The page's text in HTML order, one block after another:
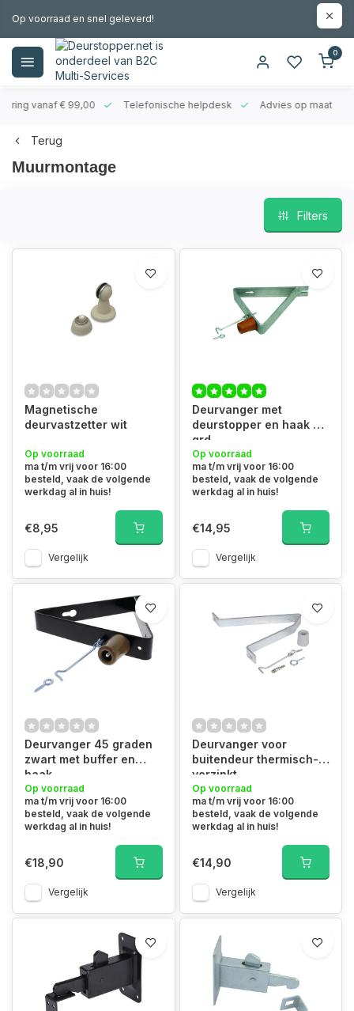
Op voorraad en snel geleverd!
0
vanaf € 99,00 Telefonische helpdesk Advies op maat
Terug
Muurmontage
Filters
Magnetische
deurvastzetter wit
Op voorraad
ma t/m vrij voor 16:00
besteld, vaak de volgende
werkdag al in huis!
€8,95
Vergelijk
Deurvanger met
deurstopper en haak 45
grd
Op voorraad
ma t/m vrij voor 16:00
besteld, vaak de volgende
werkdag al in huis!
€14,95
Vergelijk
Deurvanger 45 graden
zwart met buffer en
haak
Op voorraad
ma t/m vrij voor 16:00
besteld, vaak de volgende
werkdag al in huis!
€18,90
Vergelijk
Deurvanger voor
buitendeur thermisch-
verzinkt
Op voorraad
ma t/m vrij voor 16:00
besteld, vaak de volgende
werkdag al in huis!
€14,90
Vergelijk